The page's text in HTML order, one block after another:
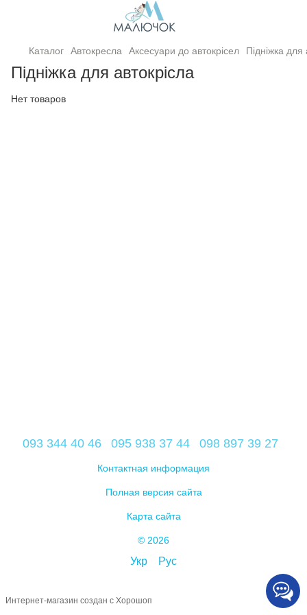
Каталог Автокресла Аксесуари до автокрісел Підніжка для
Підніжка для автокрісла
Нет товаров
093 344 40 46 095 938 37 44 098 897 39 27
Контактная информация
Полная версия сайта
Карта сайта
© 2026
Укр Рус
Интернет-магазин создан с Хорошоп